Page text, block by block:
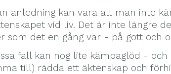
anledning kan vara att man inte
vid liv. Det är inte längre
som det en gång var - på gott och
fall kan nog lite kämpaglöd - och
till) rädda ett äktenskap och